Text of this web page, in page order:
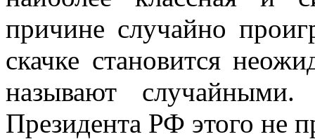
причине случайно
скачке становится
называют
Президента РФ этого не